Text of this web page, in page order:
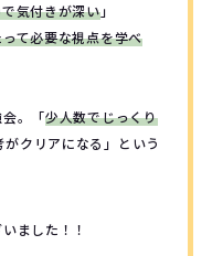
気付きが深い」
て必要な視点を学べ
。「少人数でじっくり
クリアになる」という
ました！！